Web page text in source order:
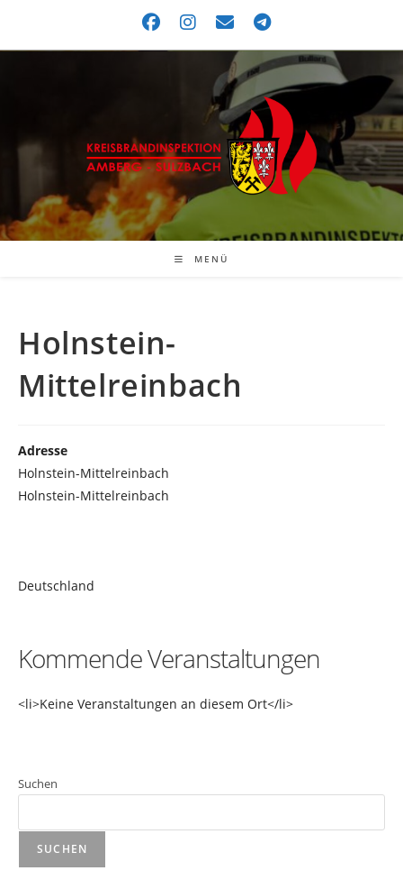
MENÜ
Holnstein-
Mittelreinbach
Adresse
Holnstein-Mittelreinbach
Holnstein-Mittelreinbach
Deutschland
Kommende Veranstaltungen
<li>Keine Veranstaltungen an diesem Ort</li>
Suchen
SUCHEN